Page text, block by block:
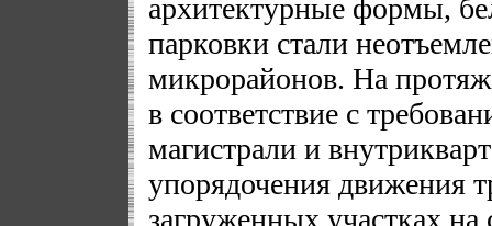
архитектурные формы,
парковки стали
микрорайонов. На
в соответствие с
магистрали и
упорядочения движения
загруженных участках